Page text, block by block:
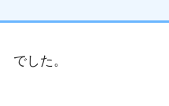
でした。